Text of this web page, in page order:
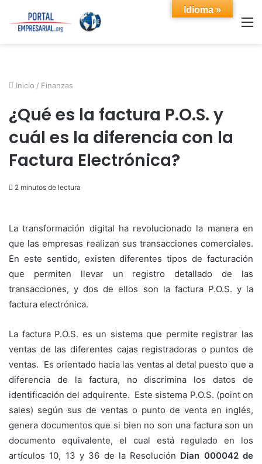
Inicio / Finanzas
¿Qué es la factura P.O.S. y
cuál es la diferencia con la
Factura Electrónica?
2 minutos de lectura
La transformación digital ha revolucionado la manera en
que las empresas realizan sus transacciones comerciales.
En este sentido, existen diferentes tipos de facturación
que permiten llevar un registro detallado de las
transacciones, y dos de ellos son la factura P.O.S. y la
factura electrónica.
La factura P.O.S. es un sistema que permite registrar las
ventas de las diferentes cajas registradoras o puntos de
ventas. Es orientado hacia las ventas al detal puesto que a
diferencia de la factura, no discrimina los datos de
identificación del adquirente. Este sistema P.O.S. (point on
sales) según sus de ventas o punto de venta en inglés,
genera documentos que si bien no son una factura son un
documento equivalente, el cual está regulado en los
artículos 10, 13 y 36 de la Resolución Dian 000042 de
Idioma »